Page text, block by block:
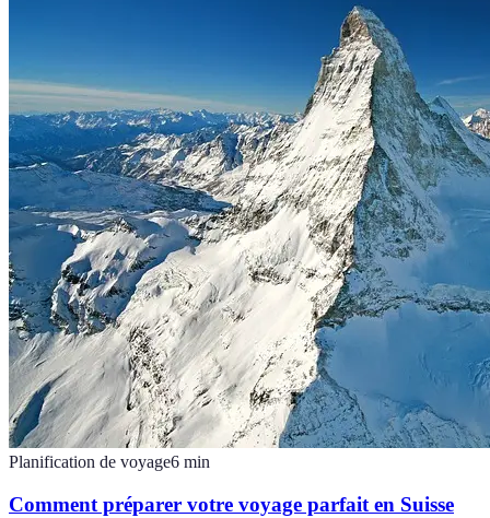
Planification de voyage6 min
Comment préparer votre voyage parfait en Suisse